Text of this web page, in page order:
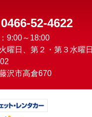
52-4622
9:00～18:00
曜日、第２・第３水曜日
沢市高倉670